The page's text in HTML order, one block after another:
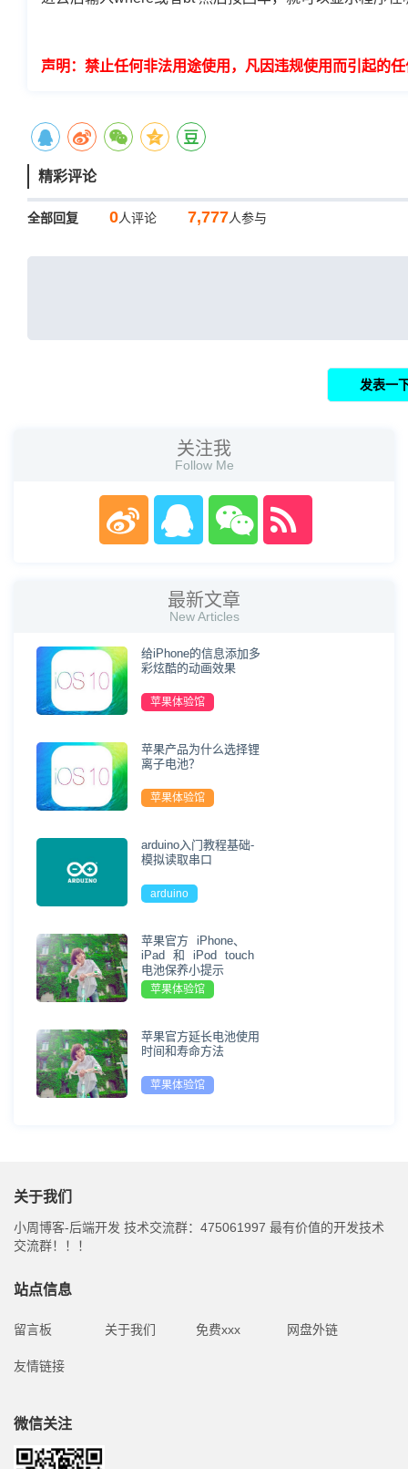
声明：禁止任何非法用途使用，凡因违规使用而引起的
精彩评论
全部回复 0人评论 7,777人参与
关注我
Follow Me
最新文章
New Articles
给iPhone的信息添加多
彩炫酷的动画效果
苹果体验馆
苹果产品为什么选择锂
离子电池？
苹果体验馆
arduino入门教程基础-
模拟读取串口
arduino
苹果官方 iPhone、
iPad 和 iPod touch
电池保养小提示
苹果体验馆
苹果官方延长电池使用
时间和寿命方法
苹果体验馆
关于我们
小周博客-后端开发 技术交流群：475061997 最有价值的开发技术
交流群！！！
站点信息
留言板 关于我们 免费xxx 网盘外链
友情链接
微信关注